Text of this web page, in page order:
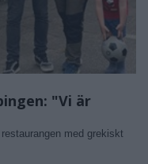
"Vi är
med grekiskt